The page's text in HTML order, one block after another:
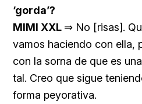
‘gorda’?
MIMI XXL ⇒ No [risas].
vamos haciendo con ella,
con la sorna de que es
tal. Creo que sigue
forma peyorativa.